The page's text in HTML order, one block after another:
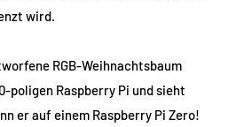
wird.
RGB-Weihnachtsbaum
Raspberry Pi und sieht
er auf einem Raspberry Pi Zero!